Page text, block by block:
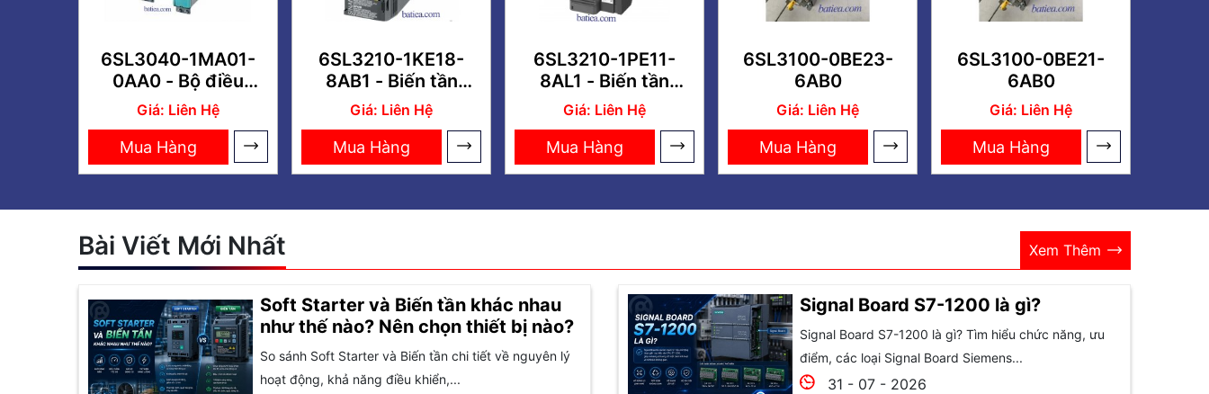
6SL3040-1MA01-
0AA0 - Bộ điều
khiển SINAMICS
CU320-2 PN
Giá: Liên Hệ
Mua Hàng
6SL3210-1KE18-
8AB1 - Biến tần
G120C 4KW
Giá: Liên Hệ
Mua Hàng
6SL3210-1PE11-
8AL1 - Biến tần
SINAMICS G120
PM240-2 3AC
0.37kW
Giá: Liên Hệ
Mua Hàng
6SL3100-0BE23-
6AB0
Giá: Liên Hệ
Mua Hàng
6SL3100-0BE21-
6AB0
Giá: Liên Hệ
Mua Hàng
Bài Viết Mới Nhất Xem Thêm
Soft Starter và Biến tần khác nhau
như thế nào? Nên chọn thiết bị nào?
So sánh Soft Starter và Biến tần chi tiết về nguyên lý
hoạt động, khả năng điều khiển,...
Signal Board S7-1200 là gì?
Signal Board S7-1200 là gì? Tìm hiểu chức năng, ưu
điểm, các loại Signal Board Siemens...
31 - 07 - 2026